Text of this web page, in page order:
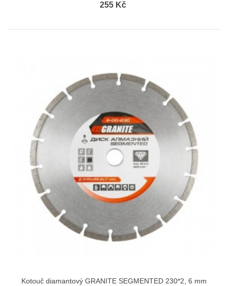
255 Kč
Kotouč diamantový GRANITE SEGMENTED 230*2, 6 mm